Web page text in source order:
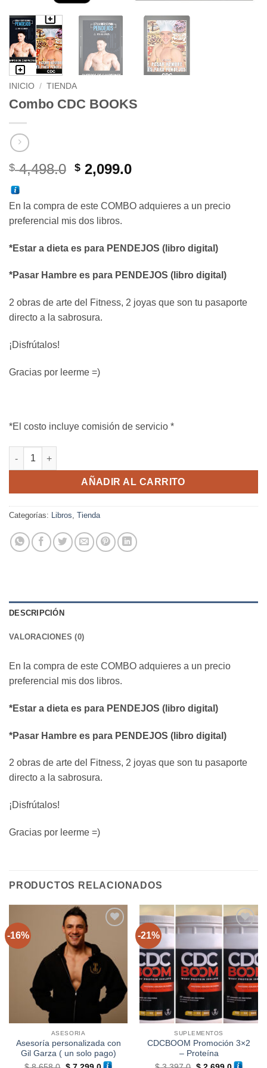
INICIO / TIENDA
Combo CDC BOOKS
$4,498.0 El
era:
$ 4,498.0.
$ 2,099.0El
es:
En la compra de este COMBO adquieres a un precio
preferencial mis dos libros.
*Estar a dieta es para PENDEJOS (libro digital)
*Pasar Hambre es para PENDEJOS (libro digital)
2 obras de arte del Fitness, 2 joyas que son tu pasaporte
directo a la sabrosura.
¡Disfrútalos!
Gracias por leerme =)
*El costo incluye comisión de servicio *
Combo CDC BOOKS cantidad
AÑADIR AL CARRITO
Categorías: Libros, Tienda
DESCRIPCIÓN
VALORACIONES (0)
En la compra de este COMBO adquieres a un precio
preferencial mis dos libros.
*Estar a dieta es para PENDEJOS (libro digital)
*Pasar Hambre es para PENDEJOS (libro digital)
2 obras de arte del Fitness, 2 joyas que son tu pasaporte
directo a la sabrosura.
¡Disfrútalos!
Gracias por leerme =)
PRODUCTOS RELACIONADOS
-16%
lista de
deseos
ASESORIA
Asesoría personalizada con
Gil Garza ( un solo pago)
El
El
-21%
Añadir
lista de
deseos
SUPLEMENTOS
CDCBOOM Promoción 3×2
– Proteína
El
El